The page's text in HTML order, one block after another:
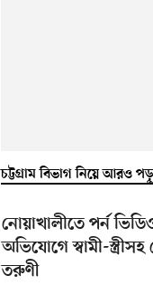
চট্টগ্রাম বিভাগ নিয়ে আরও
নোয়াখালীতে পর্ন
অভিযোগে স্বামী-স্ত্রীসহ
তরুণী